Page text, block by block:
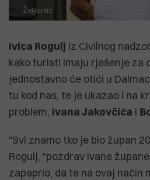
Željko Ilić
Ivica Rogulj iz Civilnog
kako turisti imaju rješenje za
jednostavno će otići u
tu kod nas, te je ukazao i na
problem, Ivana Jakovčića i
"Svi znamo tko je bio župan
Rogulj, "pozdrav Ivane
zapaprio, da te na ovaj način